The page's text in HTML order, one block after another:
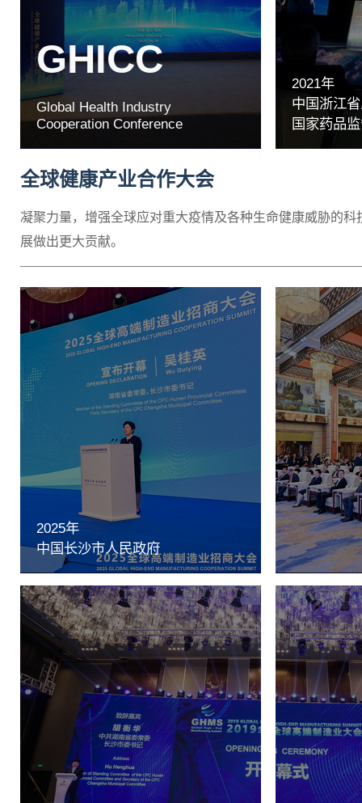
GHICC
Global Health Industry
Cooperation Conference
2021年
中国浙江
国家药品
全球健康产业合作大会
凝聚力量，增强全球应对重大疫情及各种生命健康威胁的
展做出更大贡献。
2025年
中国长沙市人民政府